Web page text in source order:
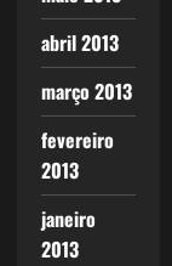
abril 2013
março 2013
fevereiro
2013
janeiro
2013